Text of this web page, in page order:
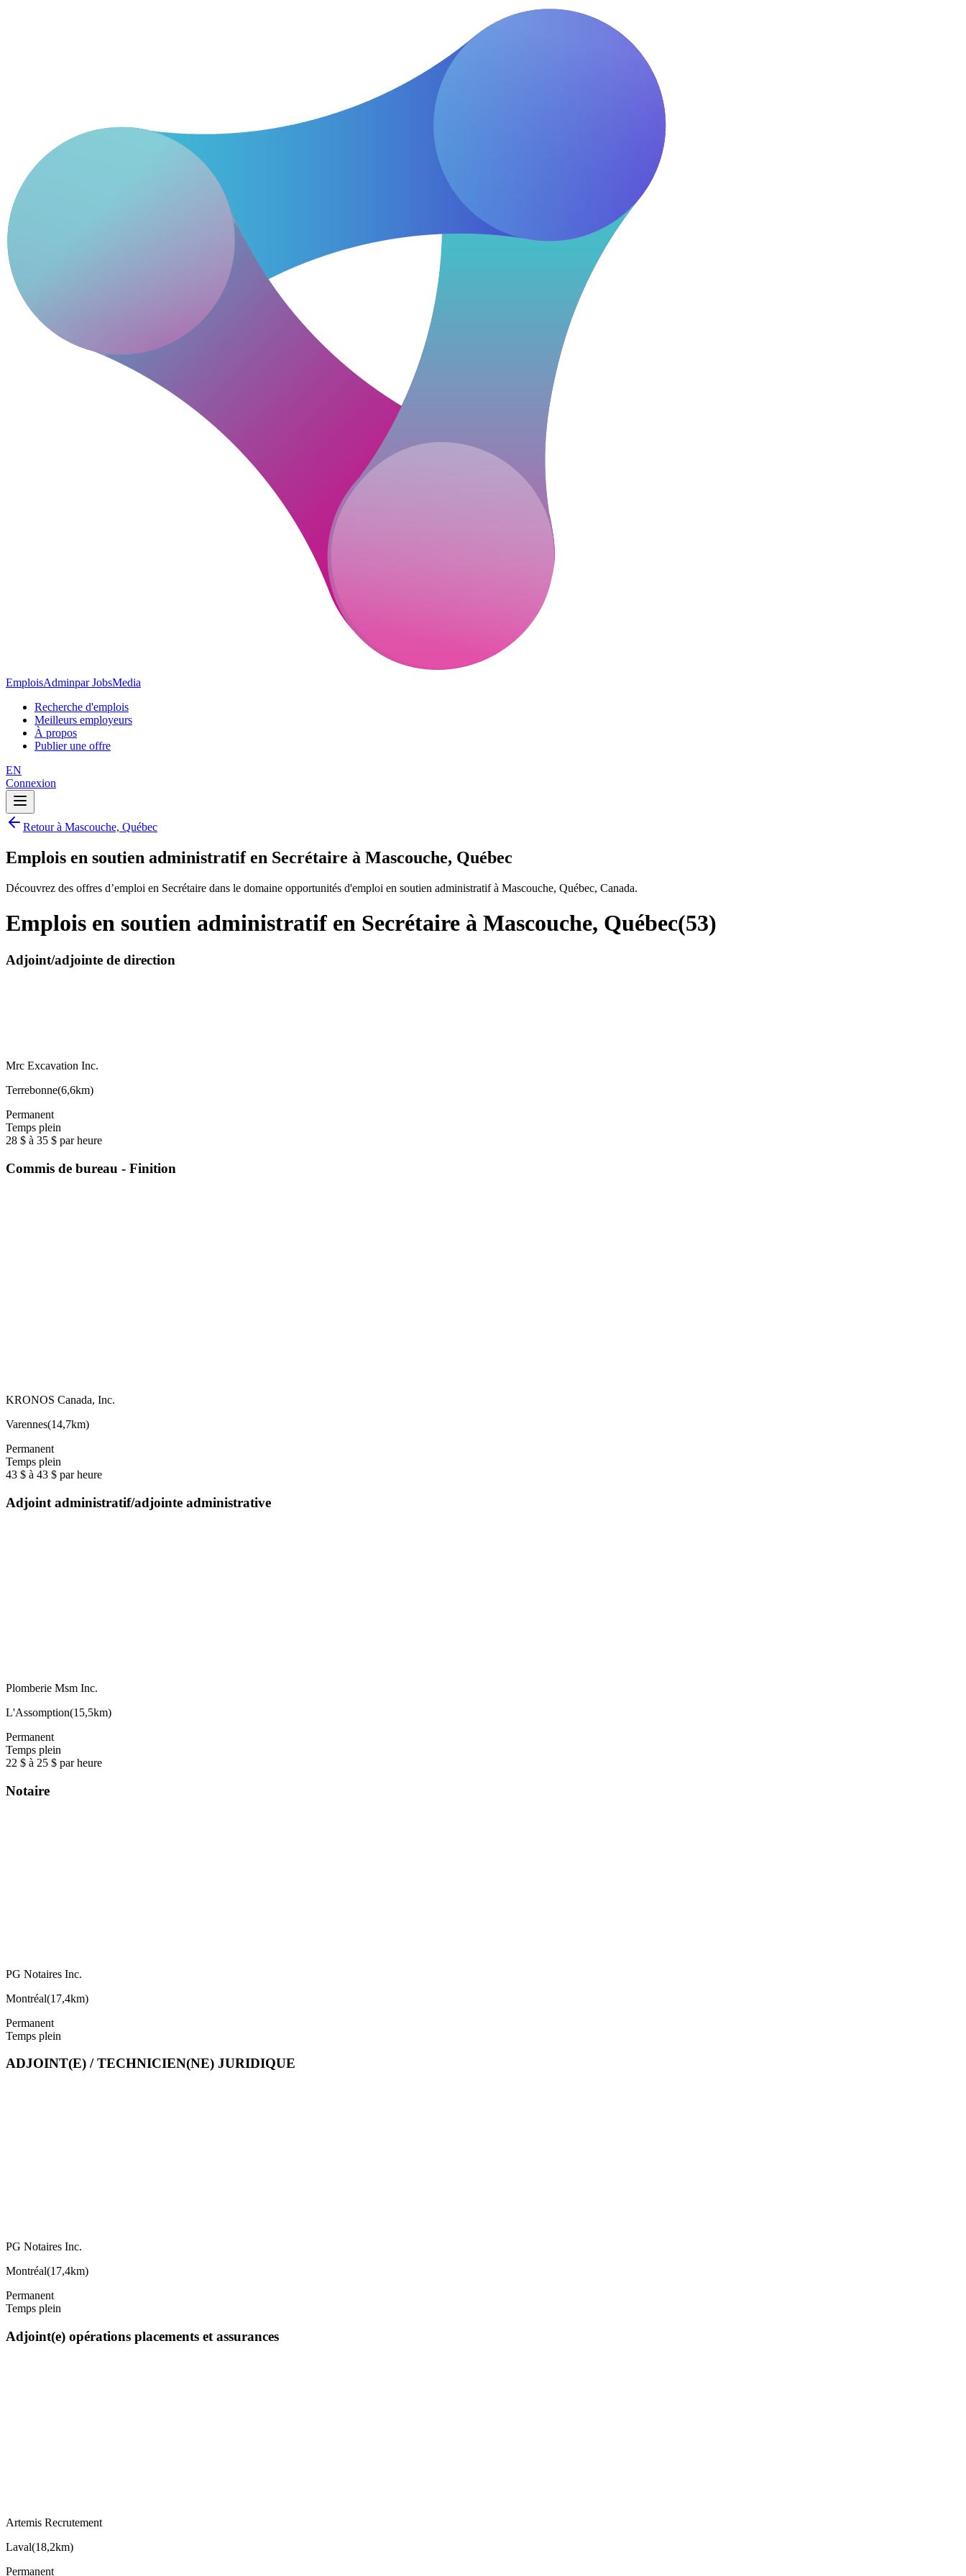
EmploisAdminpar JobsMedia
Recherche d'emplois
Meilleurs employeurs
À propos
Publier une offre
EN
Connexion
Retour à Mascouche, Québec
Emplois en soutien administratif en Secrétaire à Mascouche, Québec
Découvrez des offres d’emploi en Secrétaire dans le domaine opportunités d'emploi en soutien administratif à Mascouche, Québec, Canada.
Emplois en soutien administratif en Secrétaire à Mascouche, Québec(53)
Adjoint/adjointe de direction
Mrc Excavation Inc.
Terrebonne(6,6km)
Permanent
Temps plein
28 $ à 35 $ par heure
Commis de bureau - Finition
KRONOS Canada, Inc.
Varennes(14,7km)
Permanent
Temps plein
43 $ à 43 $ par heure
Adjoint administratif/adjointe administrative
Plomberie Msm Inc.
L'Assomption(15,5km)
Permanent
Temps plein
22 $ à 25 $ par heure
Notaire
PG Notaires Inc.
Montréal(17,4km)
Permanent
Temps plein
ADJOINT(E) / TECHNICIEN(NE) JURIDIQUE
PG Notaires Inc.
Montréal(17,4km)
Permanent
Temps plein
Adjoint(e) opérations placements et assurances
Artemis Recrutement
Laval(18,2km)
Permanent